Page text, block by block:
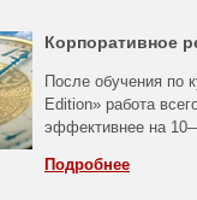
Корпоративное
После обучения по
Edition» работа
эффективнее на
Подробнее